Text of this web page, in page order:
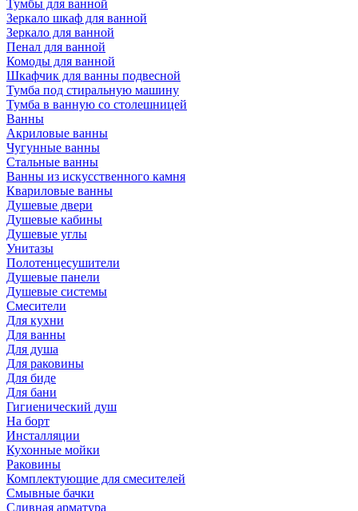
Тумбы для ванной
Зеркало шкаф для ванной
Зеркало для ванной
Пенал для ванной
Комоды для ванной
Шкафчик для ванны подвесной
Тумба под стиральную машину
Тумба в ванную со столешницей
Ванны
Акриловые ванны
Чугунные ванны
Стальные ванны
Ванны из искусственного камня
Квариловые ванны
Душевые двери
Душевые кабины
Душевые углы
Унитазы
Полотенцесушители
Душевые панели
Душевые системы
Смесители
Для кухни
Для ванны
Для душа
Для раковины
Для биде
Для бани
Гигиенический душ
На борт
Инсталляции
Кухонные мойки
Раковины
Комплектующие для смесителей
Смывные бачки
Сливная арматура